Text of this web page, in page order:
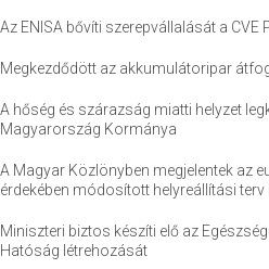
Az ENISA bővíti szerepvállalását a CVE
Megkezdődött az akkumulátoripar
A hőség és szárazság miatti helyzet
Magyarország Kormánya
A Magyar Közlönyben megjelentek az
érdekében módosított helyreállítási terv
Miniszteri biztos készíti elő az
Hatóság létrehozását